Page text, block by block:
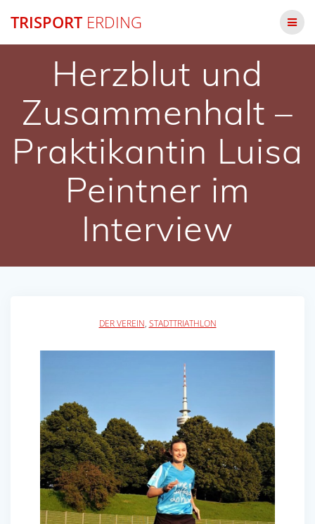
TRISPORTERDING
Herzblut und
Zusammenhalt –
Praktikantin Luisa
Peintner im
Interview
DER VEREIN, STADTTRIATHLON